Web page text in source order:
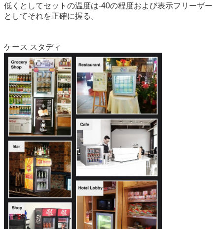
低くとしてセットの温度は-40の程度および表示フリーザー
としてそれを正確に握る。
ケース スタディ